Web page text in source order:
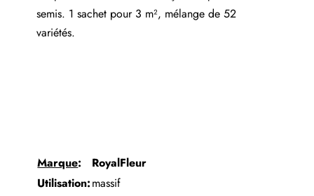
semis. 1 sachet pour 3 m², mélange de 52
variétés.
Marque:
RoyalFleur
Utilisation:massif